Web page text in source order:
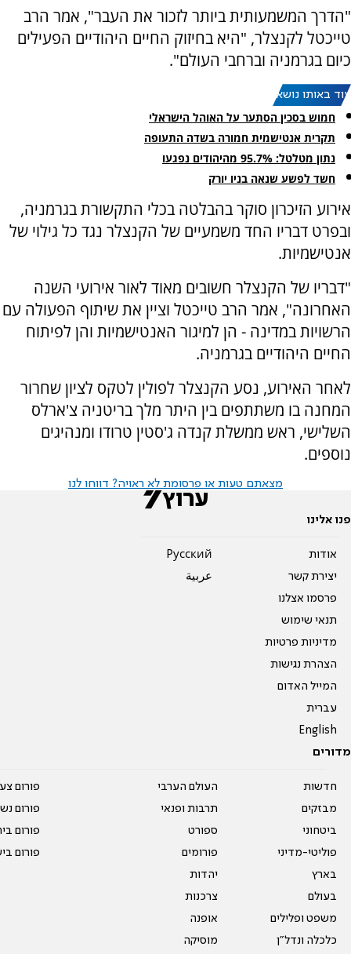
"הדרך המשמעותית ביותר לזכור את העבר", אמר הרב
טייכטל לקנצלר, "היא בחיזוק החיים היהודיים הפעילים
כיום בגרמניה וברחבי העולם".
עוד באותו נושא:
חמוש בסכין הסתער על האוהל הישראלי
תקרית אנטישמית חמורה בשדה התעופה
נתון מטלטל: 95.7% מהיהודים נפגעו
חשד לפשע שנאה בניו יורק
אירוע הזיכרון סוקר בהבלטה בכלי התקשורת בגרמניה,
ובפרט דבריו החד משמעיים של הקנצלר נגד כל גילוי של
אנטישמיות.
"דבריו של הקנצלר חשובים מאוד לאור אירועי השנה
האחרונה", אמר הרב טייכטל וציין את שיתוף הפעולה עם
הרשויות במדינה - הן למיגור האנטישמיות והן לפיתוח
החיים היהודיים בגרמניה.
לאחר האירוע, נסע הקנצלר לפולין לטקס לציון שחרור
המחנה בו משתתפים בין היתר מלך בריטניה צ'ארלס
השלישי, ראש ממשלת קנדה ג'סטין טרודו ומנהיגים
נוספים.
מצאתם טעות או פרסומת לא ראויה? דווחו לנו
פנו אלינו
אודות
יצירת קשר
פרסמו אצלנו
תנאי שימוש
מדיניות פרטיות
הצהרת נגישות
המייל האדום
עברית
English
Pусский
عربية
מדורים
חדשות
מבזקים
ביטחוני
פוליטי-מדיני
בארץ
בעולם
משפט ופלילים
כלכלה ונדל"ן
העולם הערבי
תרבות ופנאי
ספורט
פורומים
יהדות
צרכנות
אופנה
מוסיקה
פורום
פורום
פורום
פורום